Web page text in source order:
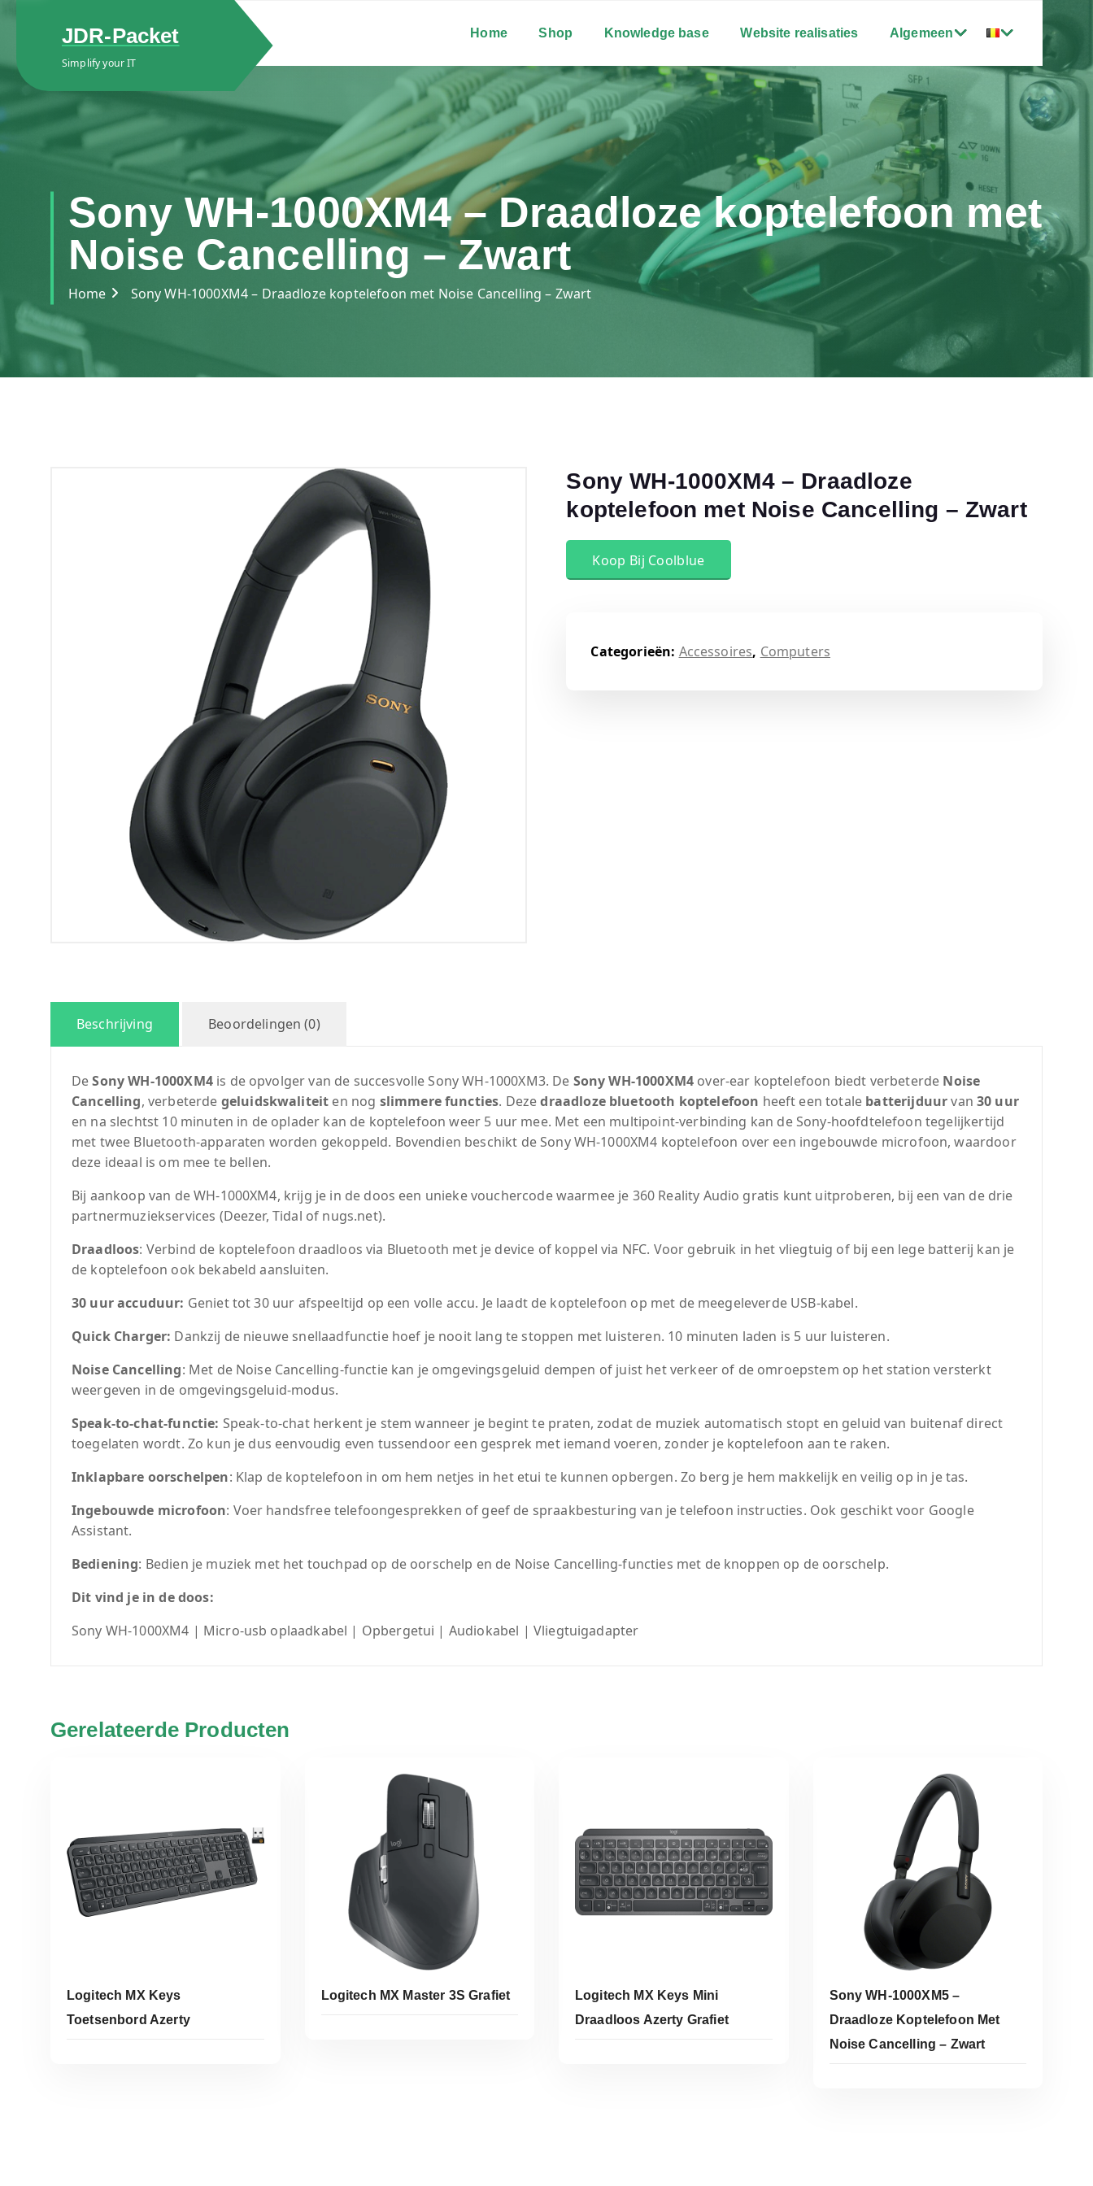
p
o
o
JDR-Packet
Simplify your IT
Home Shop Knowledge base Website realisaties Algemeen
Sony WH-1000XM4 – Draadloze koptelefoon met
Noise Cancelling – Zwart
Home Sony WH-1000XM4 – Draadloze koptelefoon met Noise Cancelling – Zwart
Sony WH-1000XM4 – Draadloze
koptelefoon met Noise Cancelling – Zwart
Koop Bij Coolblue
Categorieën: Accessoires, Computers
Beschrijving Beoordelingen (0)
DeSony WH-1000XM4 is de opvolger van de succesvolle Sony WH-1000XM3. De Sony WH-1000XM4 over-ear koptelefoon biedt verbeterde Noise
Cancelling, verbeterde geluidskwaliteit en nog slimmere functies. Dezedraadloze bluetooth koptelefoon heeft een totale batterijduurvan 30 uur
en na slechtst 10 minuten in de oplader kan de koptelefoon weer 5 uur mee. Met een multipoint-verbinding kan de Sony-hoofdtelefoon tegelijkertijd
met twee Bluetooth-apparaten worden gekoppeld. Bovendien beschikt de Sony WH-1000XM4 koptelefoon over een ingebouwde microfoon, waardoor
deze ideaal is om mee te bellen.
Bij aankoop van de WH-1000XM4, krijg je in de doos een unieke vouchercode waarmee je 360 Reality Audio gratis kunt uitproberen, bij een van de drie
partnermuziekservices (Deezer, Tidal of nugs.net).
Draadloos: Verbind de koptelefoon draadloos via Bluetooth met je device of koppel via NFC. Voor gebruik in het vliegtuig of bij een lege batterij kan je
de koptelefoon ook bekabeld aansluiten.
30 uur accuduur: Geniet tot 30 uur afspeeltijd op een volle accu. Je laadt de koptelefoon op met de meegeleverde USB-kabel.
Quick Charger: Dankzij de nieuwe snellaadfunctie hoef je nooit lang te stoppen met luisteren. 10 minuten laden is 5 uur luisteren.
Noise Cancelling: Met de Noise Cancelling-functie kan je omgevingsgeluid dempen of juist het verkeer of de omroepstem op het station versterkt
weergeven in de omgevingsgeluid-modus.
Speak-to-chat-functie: Speak-to-chat herkent je stem wanneer je begint te praten, zodat de muziek automatisch stopt en geluid van buitenaf direct
toegelaten wordt. Zo kun je dus eenvoudig even tussendoor een gesprek met iemand voeren, zonder je koptelefoon aan te raken.
Inklapbare oorschelpen: Klap de koptelefoon in om hem netjes in het etui te kunnen opbergen. Zo berg je hem makkelijk en veilig op in je tas.
Ingebouwde microfoon: Voer handsfree telefoongesprekken of geef de spraakbesturing van je telefoon instructies. Ook geschikt voor Google
Assistant.
Bediening: Bedien je muziek met het touchpad op de oorschelp en de Noise Cancelling-functies met de knoppen op de oorschelp.
Dit vind je in de doos:
Sony WH-1000XM4 | Micro-usb oplaadkabel | Opbergetui | Audiokabel | Vliegtuigadapter
Gerelateerde Producten
Logitech MX Keys
Toetsenbord Azerty
Logitech MX Master 3S Grafiet
Logitech MX Keys Mini
Draadloos Azerty Grafiet
Sony WH-1000XM5 –
Draadloze Koptelefoon Met
Noise Cancelling – Zwart